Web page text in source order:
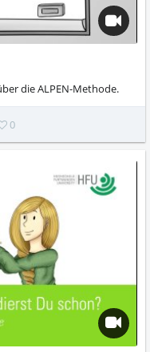
die ALPEN-Methode.
0